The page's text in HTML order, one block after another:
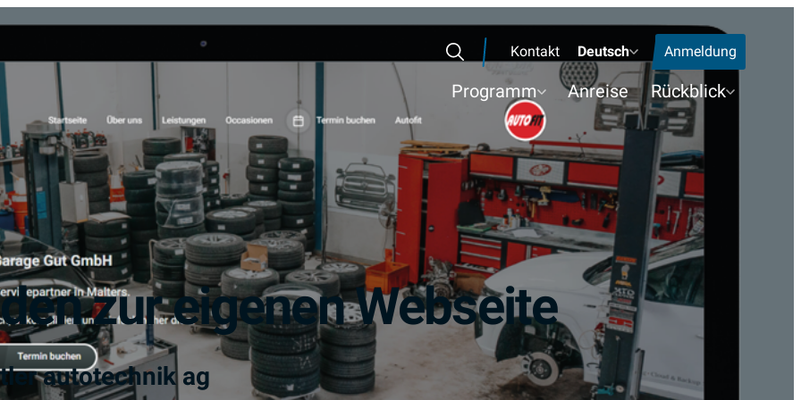
Search
Kontakt Deutsch Anmeldung
Programm Anreise Rückblick
zur eigenen Webseite
autotechnik ag